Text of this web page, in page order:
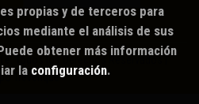
Trevenque
propias y de terceros para
mediante el análisis de sus
obtener más información
la configuración.